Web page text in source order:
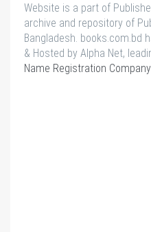
Website is a part of
archive and repository of
Bangladesh. books.com.bd
& Hosted by Alpha Net,
Name Registration